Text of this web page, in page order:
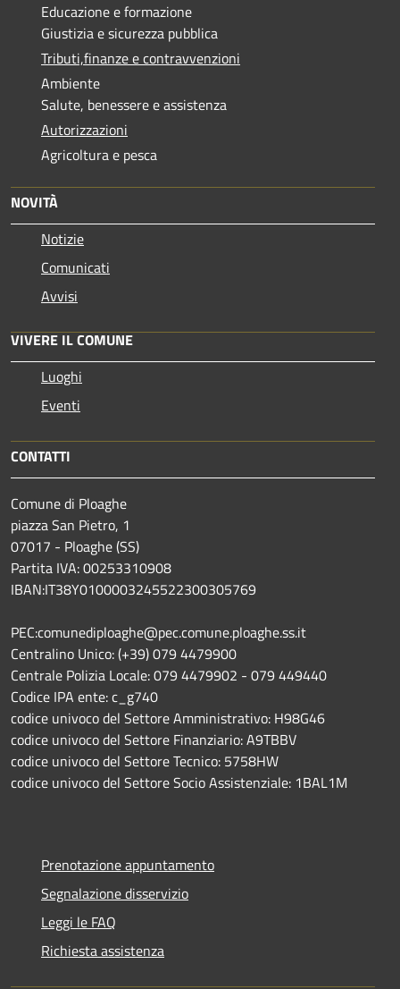
Educazione e formazione
Giustizia e sicurezza pubblica
Tributi,finanze e contravvenzioni
Ambiente
Salute, benessere e assistenza
Autorizzazioni
Agricoltura e pesca
NOVITÀ
Notizie
Comunicati
Avvisi
VIVERE IL COMUNE
Luoghi
Eventi
CONTATTI
Comune di Ploaghe
piazza San Pietro, 1
07017 - Ploaghe (SS)
Partita IVA: 00253310908
IBAN:IT38Y0100003245522300305769
PEC:comunediploaghe@pec.comune.ploaghe.ss.it
Centralino Unico: (+39) 079 4479900
Centrale Polizia Locale: 079 4479902 - 079 449440
Codice IPA ente: c_g740
codice univoco del Settore Amministrativo: H98G46
codice univoco del Settore Finanziario: A9TBBV
codice univoco del Settore Tecnico: 5758HW
codice univoco del Settore Socio Assistenziale: 1BAL1M
Prenotazione appuntamento
Segnalazione disservizio
Leggi le FAQ
Richiesta assistenza